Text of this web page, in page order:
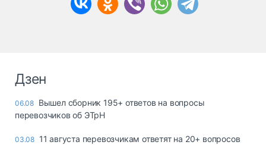
Дзен
06.08 Вышел сборник 195+ ответов на вопросы
перевозчиков об ЭТрН
03.08 11 августа перевозчикам ответят на 20+ вопросов